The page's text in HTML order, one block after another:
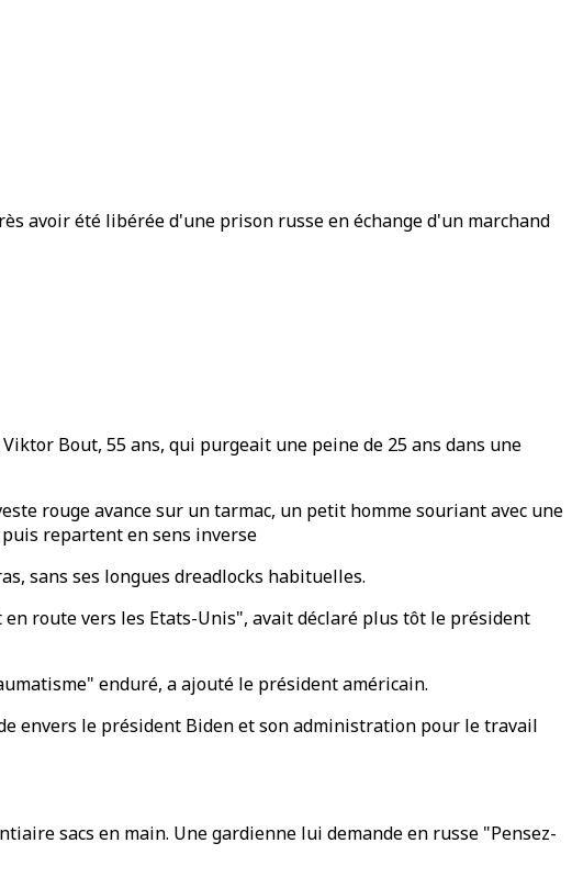
avoir été libérée d'une prison russe en échange d'un marchand
Bout, 55 ans, qui purgeait une peine de 25 ans dans une
rouge avance sur un tarmac, un petit homme souriant avec une
puis repartent en sens inverse
sans ses longues dreadlocks habituelles.
route vers les Etats-Unis", avait déclaré plus tôt le président
enduré, a ajouté le président américain.
envers le président Biden et son administration pour le travail
sacs en main. Une gardienne lui demande en russe "Pensez-